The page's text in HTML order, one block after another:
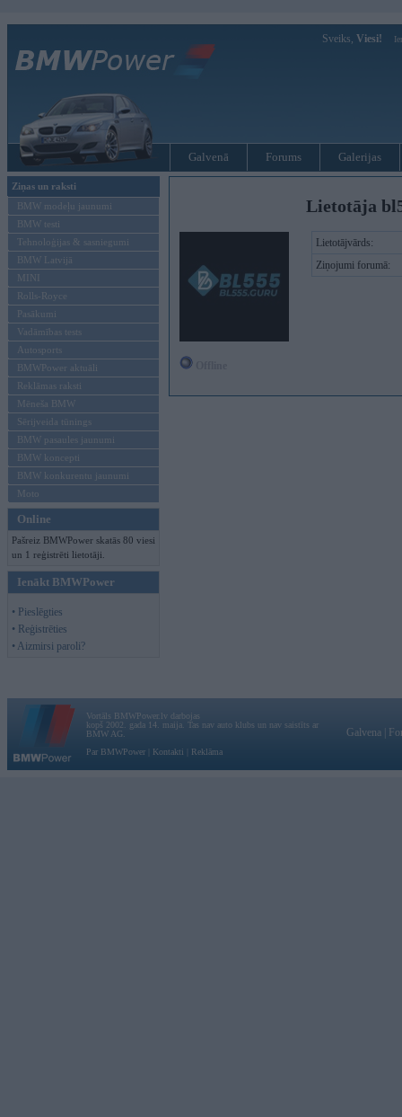
Sveiks, Viesi!
Galvenā Forums Galerijas
Ziņas un raksti
BMW modeļu jaunumi
BMW testi
Tehnoloģijas & sasniegumi
BMW Latvijā
MINI
Rolls-Royce
Pasākumi
Vadāmības tests
Autosports
BMWPower aktuāli
Reklāmas raksti
Mēneša BMW
Sērijveida tūnings
BMW pasaules jaunumi
BMW koncepti
BMW konkurentu jaunumi
Moto
Online
Pašreiz BMWPower skatās 80 viesi
un 1 reģistrēti lietotāji.
Ienākt BMWPower
• Pieslēgties
• Reģistrēties
• Aizmirsi paroli?
Lietotāja
Lietotājvārds:
Ziņojumi forumā:
Vortāls BMWPower.lv darbojas
kopš 2002. gada 14. maija. Tas nav auto klubs un nav saistīts ar
BMW AG.
Par BMWPower
Kontakti Reklāma
Galvena